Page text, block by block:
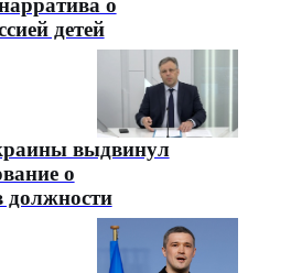
о
детей
выдвинул
о
должности